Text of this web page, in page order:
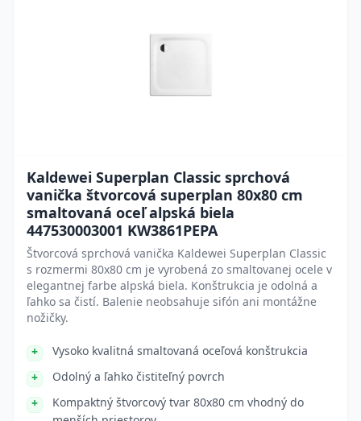
Kaldewei Superplan Classic sprchová
vanička štvorcová superplan 80x80 cm
smaltovaná oceľ alpská biela
447530003001 KW3861PEPA
Štvorcová sprchová vanička Kaldewei Superplan Classic
s rozmermi 80x80 cm je vyrobená zo smaltovanej ocele v
elegantnej farbe alpská biela. Konštrukcia je odolná a
ľahko sa čistí. Balenie neobsahuje sifón ani montážne
nožičky.
Vysoko kvalitná smaltovaná oceľová konštrukcia
Odolný a ľahko čistiteľný povrch
Kompaktný štvorcový tvar 80x80 cm vhodný do